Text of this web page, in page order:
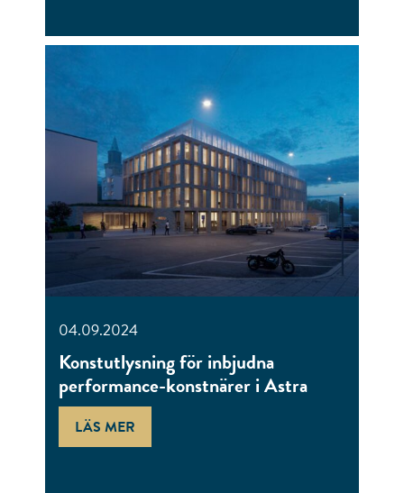
04.09.2024
Konstutlysning för inbjudna
performance-konstnärer i Astra
LÄS MER